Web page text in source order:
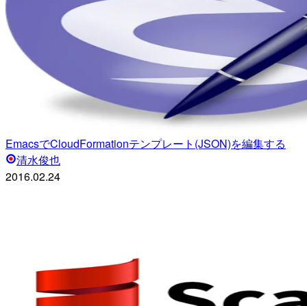
EmacsでCloudFormationテンプレート(JSON)を編集する
清水俊也
2016.02.24